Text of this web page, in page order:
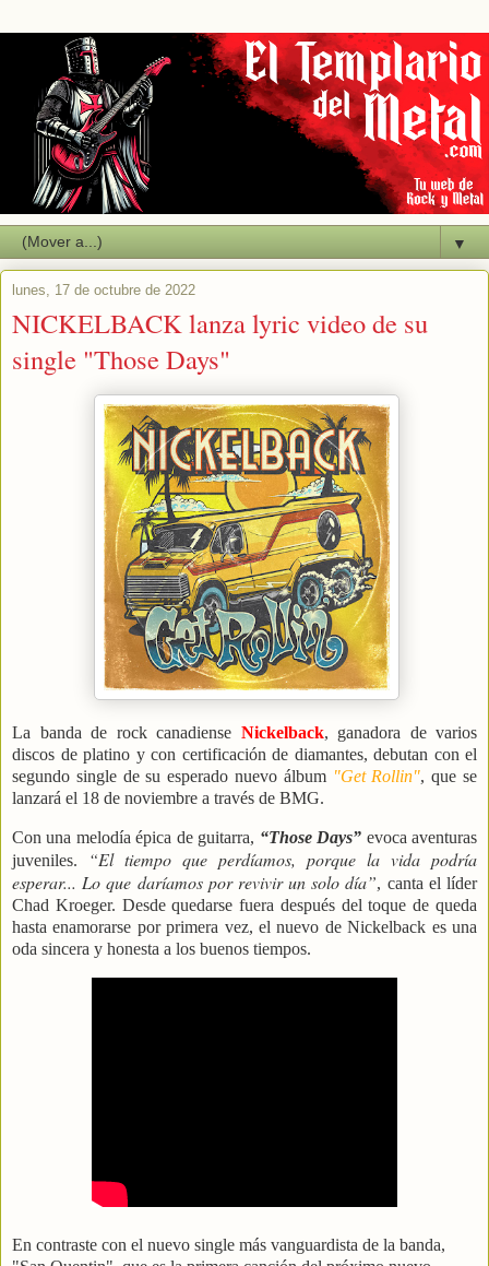
▼
lunes, 17 de octubre de 2022
NICKELBACK lanza lyric video de su
single "Those Days"
La banda de rock canadiense Nickelback, ganadora de varios
discos de platino y con certificación de diamantes, debutan con el
segundo single de su esperado nuevo álbum "Get Rollin", que se
lanzará el 18 de noviembre a través de BMG.
Con una melodía épica de guitarra, “Those Days” evoca aventuras
juveniles.
“El tiempo que perdíamos, porque la vida podría
esperar... Lo que daríamos por revivir un solo día”, canta el líder
Chad Kroeger. Desde quedarse fuera después del toque de queda
hasta enamorarse por primera vez, el nuevo de Nickelback es una
oda sincera y honesta a los buenos tiempos.
En contraste con el nuevo single más vanguardista de la banda,